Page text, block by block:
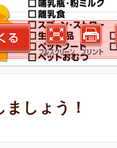
しょう！